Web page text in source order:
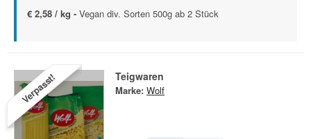
€ 2,58 / kg - Vegan div. Sorten 500g ab 2 Stück
Verpasst! Teigwaren
Marke: Wolf